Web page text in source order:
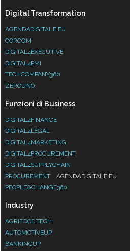
Digital Transformation
AGENDADIGITALE.EU
CORCOM
DIGITAL4EXECUTIVE
DIGITAL4PMI
TECHCOMPANY360
ZEROUNO
Funzioni di Business
DIGITAL4FINANCE
DIGITAL4LEGAL
DIGITAL4MARKETING
DIGITAL4PROCUREMENT
DIGITAL4SUPPLYCHAIN
PROCUREMENT
AGENDADIGITALE.EU
PEOPLE&CHANGE360
Industry
AGRIFOOD.TECH
AUTOMOTIVEUP
BANKINGUP